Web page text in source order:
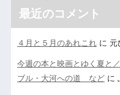
最近のコメント
４月と５月のあれこれに 元
今週の本と映画とゆく夏と
ブル・大河への道 などに